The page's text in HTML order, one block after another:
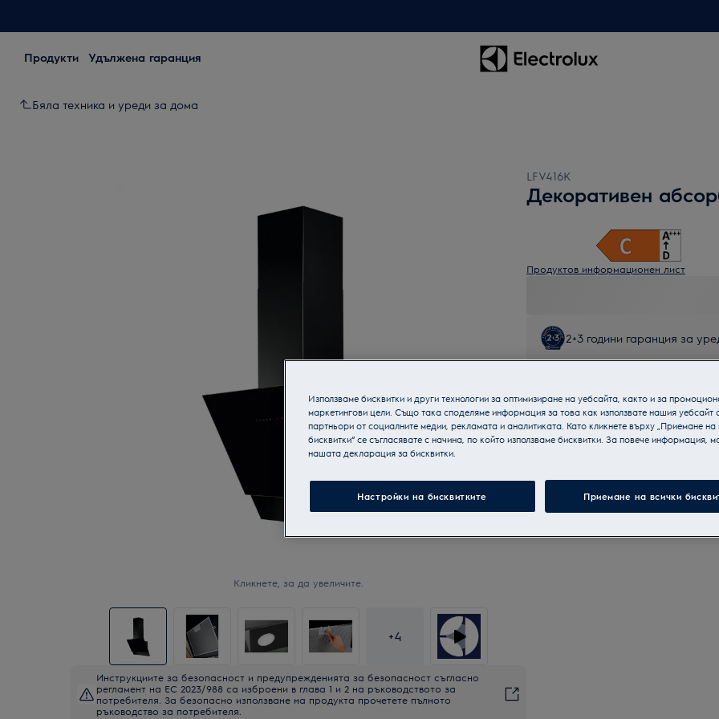
Продукти Удължена гаранция
Бяла техника и уреди за дома
Кликнете, за да увеличите.
+4
Инструкциите за безопасност и предупрежденията за безопасност съгласно
регламент на ЕС 2023/988 са изброени в глава 1 и 2 на ръководството за
потребителя. За безопасно използване на продукта прочетете пълното
ръководство за потребителя.
LFV416K
Декоративен
Продуктов информационен лист
2+3 години гаранция за
Използваме бисквитки и други технологии за оптимизиране на уебсайта, както и за
маркетингови цели. Също така споделяме информация за това как използвате нашия уебсайт
партньори от социалните медии, рекламата и аналитиката. Като кликнете върху „Приемане на
бисквитки“ се съгласявате с начина, по който използваме бисквитки. За повече информация,
нашата декларация за бисквитки.
Настройки на бисквитките Приемане на всички